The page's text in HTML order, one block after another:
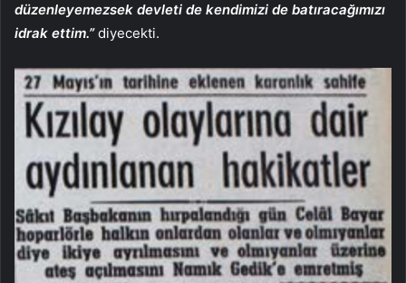
düzenleyemezsek devleti de kendimizi de batıracağımızı
idrak ettim.”diyecekti.